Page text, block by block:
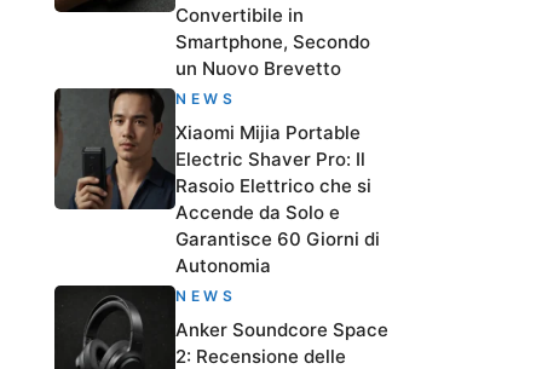
Convertibile in
Smartphone, Secondo
un Nuovo Brevetto
NEWS
Xiaomi Mijia Portable
Electric Shaver Pro: Il
Rasoio Elettrico che si
Accende da Solo e
Garantisce 60 Giorni di
Autonomia
NEWS
Anker Soundcore Space
2: Recensione delle